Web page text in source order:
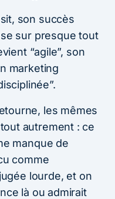
son succès
sur presque tout
“agile”, son
marketing
les mêmes
autrement : ce
manque de
comme
lourde, et on
là ou admirait